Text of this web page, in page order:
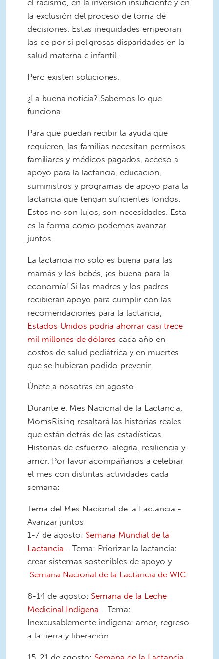
el racismo, en la inversión insuficiente y en
la exclusión del proceso de toma de
decisiones. Estas inequidades empeoran
las de por sí peligrosas disparidades en la
salud materna e infantil.
Pero existen soluciones.
¿La buena noticia? Sabemos lo que
funciona.
Para que puedan recibir la ayuda que
requieren, las familias necesitan permisos
familiares y médicos pagados, acceso a
apoyo para la lactancia, educación,
suministros y programas de apoyo para la
lactancia que tengan suficientes fondos.
Estos no son lujos, son necesidades. Esta
es la forma como podemos avanzar
juntos.
La lactancia no solo es buena para las
mamás y los bebés, ¡es buena para la
economía! Si las madres y los padres
recibieran apoyo para cumplir con las
recomendaciones para la lactancia,
Estados Unidos podría ahorrar casi trece
mil millones de dólares cada año en
costos de salud pediátrica y en muertes
que se hubieran podido prevenir.
Únete a nosotras en agosto.
Durante el Mes Nacional de la Lactancia,
MomsRising resaltará las historias reales
que están detrás de las estadísticas.
Historias de esfuerzo, alegría, resiliencia y
amor. Por favor acompáñanos a celebrar
el mes con distintas actividades cada
semana:
Tema del Mes Nacional de la Lactancia -
Avanzar juntos
1-7 de agosto: Semana Mundial de la
Lactancia - Tema: Priorizar la lactancia:
crear sistemas sostenibles de apoyo y
Semana Nacional de la Lactancia de WIC
8-14 de agosto: Semana de la Leche
Medicinal Indígena - Tema:
Inexcusablemente indígena: amor, regreso
a la tierra y liberación
15-21 de agosto: Semana de la Lactancia